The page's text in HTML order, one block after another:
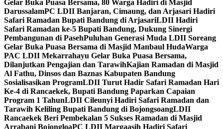
Gelar Buka Puasa Bersama, 80 Warga Hadiri di Masjid
DarussalamPC LDII Banjaran, Cimaung, dan Arjasari Hadiri
Safari Ramadan Bupati Bandung di ArjasariLDII Hadiri
Safari Ramadan ke-5 Bupati Bandung, Dukung Sinergi
Pembangunan di PasehPuluhan Generasi Muda LDII Soreang
Gelar Buka Puasa Bersama di Masjid Manbaul HudaWarga
PAC LDII Mekarrahayu Gelar Buka Puasa Bersama,
Dilanjutkan Pengajian dan TarawihKajian Ramadan di Masjid
Al Fathu, Dinsos dan Baznas Kabupaten Bandung
Sosialisasikan ProgramLDII Turut Hadir Safari Ramadan Hari
Ke-4 di Rancaekek, Bupati Bandung Paparkan Capaian
Program 1 TahunLDII Cileunyi Hadiri Safari Ramadan dan
Tarawih Keliling Bupati Bandung di BojongsoangLDII
Rancaekek Beri Pembekalan 5 Sukses Ramadan di Masjid
Arrabani BojongloaPC LDII Margaasih Hadiri Safari